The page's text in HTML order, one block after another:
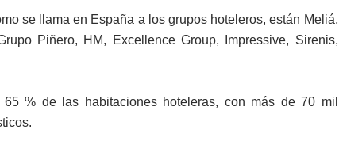
se llama en España a los grupos hoteleros, están Meliá,
Piñero, HM, Excellence Group, Impressive, Sirenis,
% de las habitaciones hoteleras, con más de 70 mil